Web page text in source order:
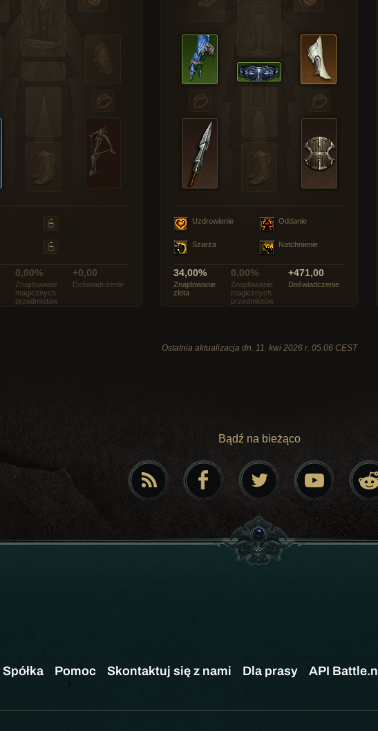
0,00%
Znajdowanie
magicznych
przedmiotów
+0,00
Doświadczenie
Uzdrowienie Oddanie
Szarża Natchnienie
34,00%
Znajdowanie
złota
0,00%
Znajdowanie
magicznych
przedmiotów
+471,00
Doświadczenie
Ostatnia aktualizacja dn. 11. kwi 2026 r. 05:06 CEST
Bądź na bieżąco